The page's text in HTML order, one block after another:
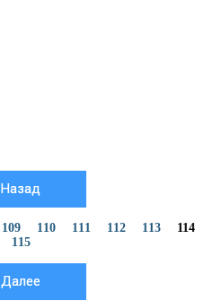
Назад
109 110 111 112 113
114
115
Далее